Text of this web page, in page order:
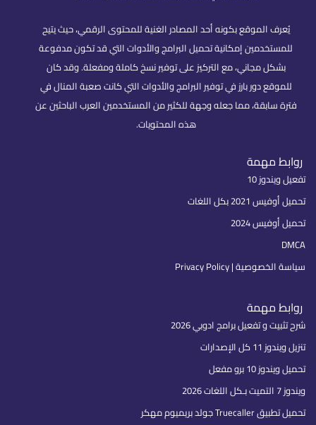
يُعرف الموقع بكونه أحد المصادر الغنية للمحتوى الرقمي، حيث يتيح
للمستخدمين إمكانية تحميل البرامج والأدوات التي قد تكون مدفوعة
بشكل مجاني، مع التركيز على توفير نسخ كاملة ومفعلة. وقد كان
للموقع دور بارز في توفير البرامج والأدوات التي كانت صعبة المنال في
فترة سابقة، مما جعله وجهة للكثير من المستخدمين العرب الباحثين عن
هذه المحتويات.
روابط مهمة
تفعيل ويندوز 10
تحميل أوفيس 2021 بكل اللغات
تحميل أوفيس 2024
DMCA
سياسة الخصوصية | Privacy Policy
روابط مهمة
شرح تثبيت و تفعيل برامج ادوبي 2026
تنزيل ويندوز 11 كل الإصدارات
تحميل ويندوز 10 برو مفعل
ويندوز 7 التميت بـكل اللغات 2026
تحميل تطبيق Truecaller جولد بريميوم مهكر